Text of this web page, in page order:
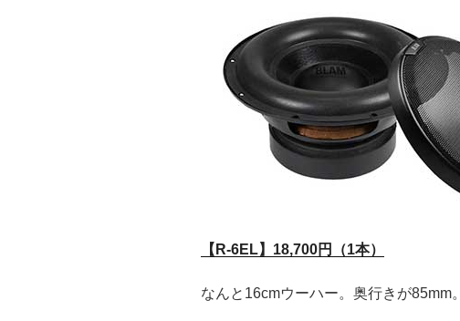
【R-6EL】18,700円（1本）
なんと16cmウーハー。奥行きが85mm。